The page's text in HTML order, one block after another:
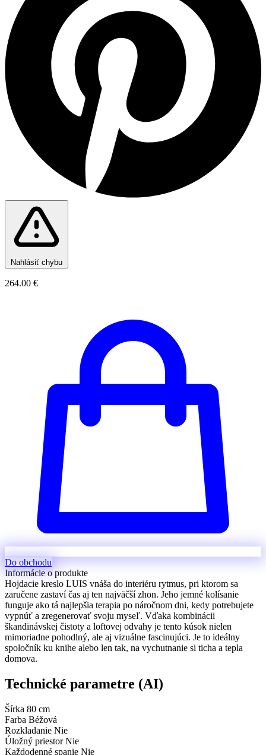
Nahlásiť chybu
264.00 €
Do obchodu
Informácie o produkte
Hojdacie kreslo LUIS vnáša do interiéru rytmus, pri ktorom sa
zaručene zastaví čas aj ten najväčší zhon. Jeho jemné kolísanie
funguje ako tá najlepšia terapia po náročnom dni, kedy potrebujete
vypnúť a zregenerovať svoju myseľ. Vďaka kombinácii
škandinávskej čistoty a loftovej odvahy je tento kúsok nielen
mimoriadne pohodlný, ale aj vizuálne fascinujúci. Je to ideálny
spoločník ku knihe alebo len tak, na vychutnanie si ticha a tepla
domova.
Technické parametre (AI)
Šírka 80 cm
Farba Béžová
Rozkladanie Nie
Úložný priestor Nie
Každodenné spanie Nie